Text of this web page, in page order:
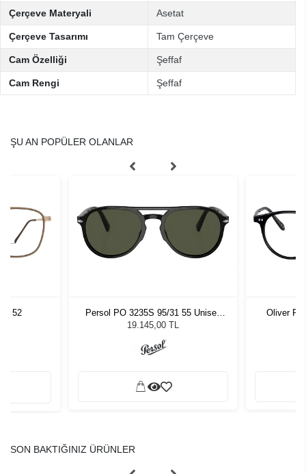
Çerçeve Materyali Asetat
Çerçeve Tasarımı Tam Çerçeve
Cam Özelliği Şeffaf
Cam Rengi Şeffaf
ŞU AN POPÜLER OLANLAR
52
Persol PO 3235S 95/31 55 Unisex
Güneş Gözlüğü
19.145,00 TL
Oliver
SON BAKTIĞINIZ ÜRÜNLER